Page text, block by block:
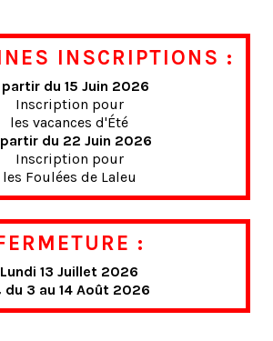
INSCRIPTIONS :
partir du 15 Juin 2026
Inscription pour
les vacances d'Été
du 22 Juin 2026
Inscription pour
les Foulées de Laleu
:
Lundi 13 Juillet 2026
du 3 au 14 Août 2026